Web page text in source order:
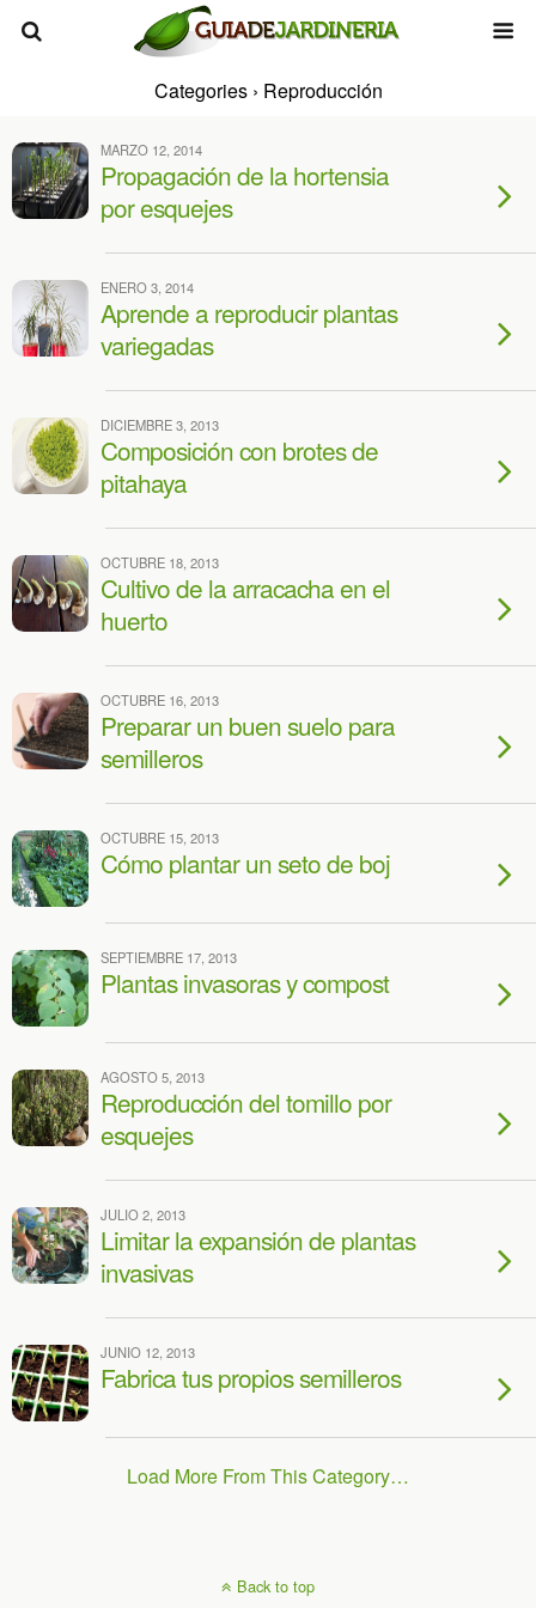
Categories › Reproducción
MARZO 12, 2014
Propagación de la hortensia
por esquejes
ENERO 3, 2014
Aprende a reproducir plantas
variegadas
DICIEMBRE 3, 2013
Composición con brotes de
pitahaya
OCTUBRE 18, 2013
Cultivo de la arracacha en el
huerto
OCTUBRE 16, 2013
Preparar un buen suelo para
semilleros
OCTUBRE 15, 2013
Cómo plantar un seto de boj
SEPTIEMBRE 17, 2013
Plantas invasoras y compost
AGOSTO 5, 2013
Reproducción del tomillo por
esquejes
JULIO 2, 2013
Limitar la expansión de plantas
invasivas
JUNIO 12, 2013
Fabrica tus propios semilleros
Load More From This Category…
Back to top